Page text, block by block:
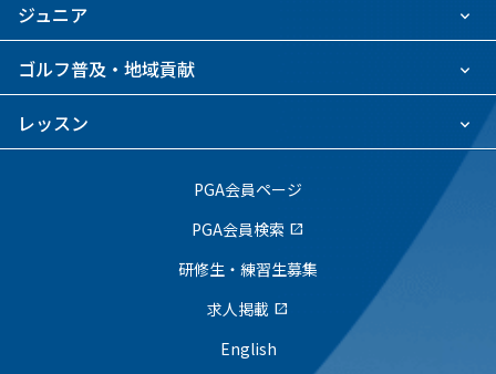
ジュニア
ゴルフ普及・地域貢献
レッスン
PGA会員ページ
PGA会員検索 open_in_new
研修生・練習生募集
求人掲載 open_in_new
English